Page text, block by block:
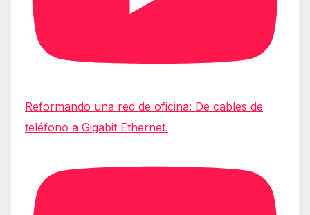
Reformando una red de oficina: De cables de
teléfono a Gigabit Ethernet.